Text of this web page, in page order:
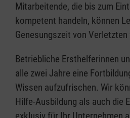
Mitarbeitende, die bis zum
kompetent handeln, können
Genesungszeit von Verletzten
Betriebliche Ersthelferinnen
alle zwei Jahre eine
Wissen aufzufrischen. Wir
Hilfe-Ausbildung als auch die